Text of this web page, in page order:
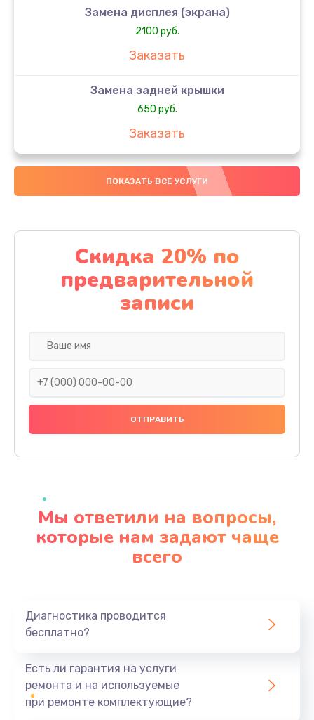
Замена дисплея (экрана)
2100 руб.
Заказать
Замена задней крышки
650 руб.
Заказать
Замена аккумулятора
4000 руб.
Замена материнской платы
1100 руб.
Заказать
Замена праймера
1000 руб.
Заказать
Профилактическая чистка
Заказать
ПОКАЗАТЬ ВСЕ УСЛУГИ
Скидка 20% по
предварительной
записи
Мы ответили на вопросы,
которые нам задают чаще
всего
Диагностика проводится
бесплатно?
Есть ли гарантия на услуги
ремонта и на используемые
при ремонте комплектующие?